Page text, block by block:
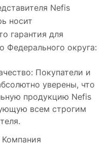
Nefis
носит
гарантия для
Федерального округа:
Покупатели и
уверены, что
продукцию Nefis
всем строгим